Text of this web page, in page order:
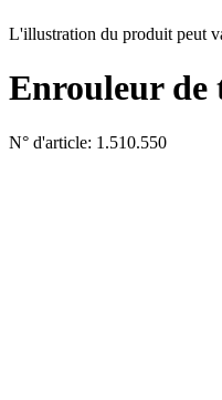
L'illustration du produit peut
Enrouleur de
N° d'article: 1.510.550